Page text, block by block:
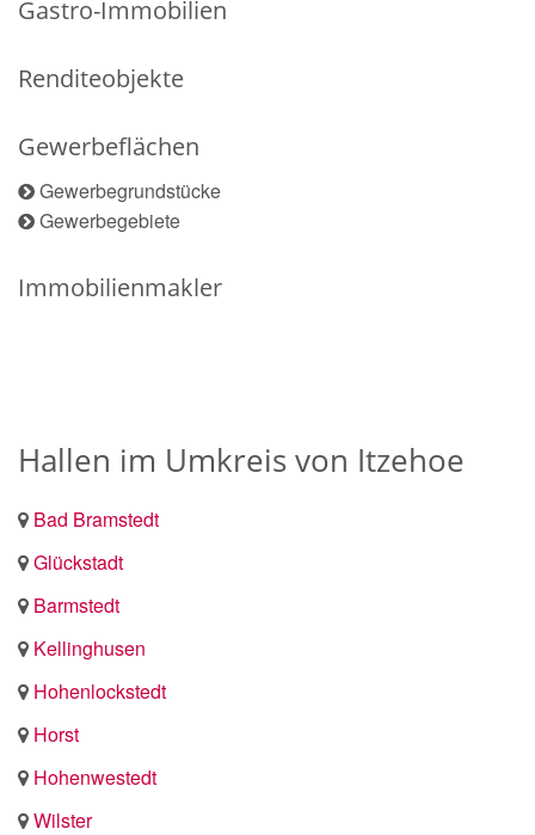
Gastro-Immobilien
Renditeobjekte
Gewerbeflächen
Gewerbegrundstücke
Gewerbegebiete
Immobilienmakler
Hallen im Umkreis von Itzehoe
Bad Bramstedt
Glückstadt
Barmstedt
Kellinghusen
Hohenlockstedt
Horst
Hohenwestedt
Wilster